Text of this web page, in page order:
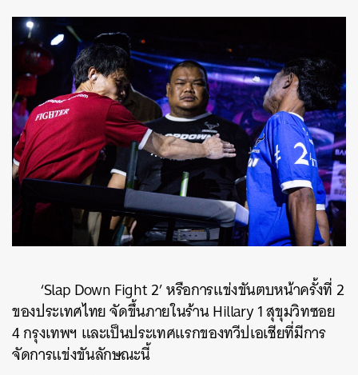
‘Slap Down Fight 2’ หรือการแข่งขันตบหน้าครั้งที่ 2
ของประเทศไทย จัดขึ้นภายในร้าน Hillary 1 สุขุมวิทซอย
4 กรุงเทพฯ และเป็นประเทศแรกของทวีปเอเชียที่มีการ
จัดการแข่งขันลักษณะนี้